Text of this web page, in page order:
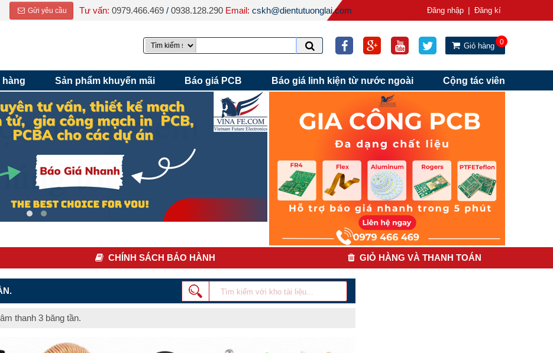
Gửi yêu cầu Tư vấn: 0979.466.469 / 0938.128.290 Email: cskh@dientutuonglai.com Đăng nhập | Đăng kí
Giỏ hàng 0
hàng Sản phẩm khuyến mãi Báo giá PCB Báo giá linh kiện từ nước ngoài Cộng tác viên
CHÍNH SÁCH BẢO HÀNH GIỎ HÀNG VÀ THANH TOÁN
thanh 3 băng tần.